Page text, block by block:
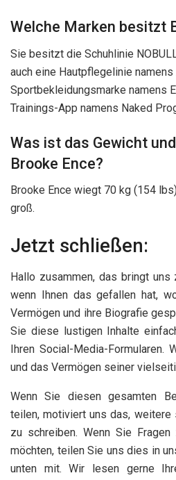
Welche Marken besitzt
Sie besitzt die Schuhlinie
auch eine Hautpflegelinie
Sportbekleidungsmarke namens
Trainings-App namens Naked
Was ist das Gewicht
Brooke Ence?
Brooke Ence wiegt 70 kg (154
groß.
Jetzt schließen:
Hallo zusammen, das bringt
wenn Ihnen das gefallen hat,
Vermögen und ihre Biografie
Sie diese lustigen Inhalte
Ihren Social-Media-Formularen.
und das Vermögen seiner
Wenn Sie diesen gesamten
teilen, motiviert uns das, weitere
zu schreiben. Wenn Sie
möchten, teilen Sie uns dies in
unten mit. Wir lesen gerne